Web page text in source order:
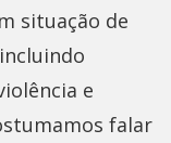
situação de
e
falar